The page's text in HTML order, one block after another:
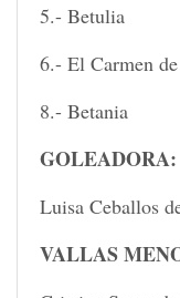
5.- Betulia
6.- El Carmen
8.- Betania
GOLEADORA:
Luisa Ceballos
VALLAS